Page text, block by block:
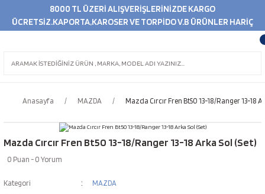
8000 TL ÜZERİ ALIŞVERİŞLERİNİZDE KARGO
ÜCRETSİZ.KAPORTA,KAROSER VE TORPİDO V.B ÜRÜNLER HARİÇ
Anasayfa MAZDA Mazda Cırcır Fren Bt50 13-18/Ranger 13-18
Mazda Cırcır Fren Bt50 13-18/Ranger 13-18 Arka Sol (Set)
0 Puan - 0 Yorum
Kategori
MAZDA